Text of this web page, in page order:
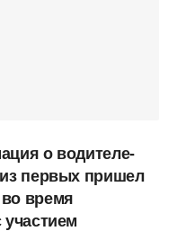
о водителе-
первых пришел
время
участием